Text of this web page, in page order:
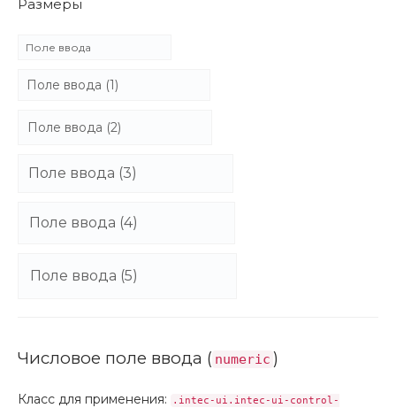
Размеры
Числовое поле ввода ( numeric )
Класс для применения:
.intec-ui.intec-ui-control-